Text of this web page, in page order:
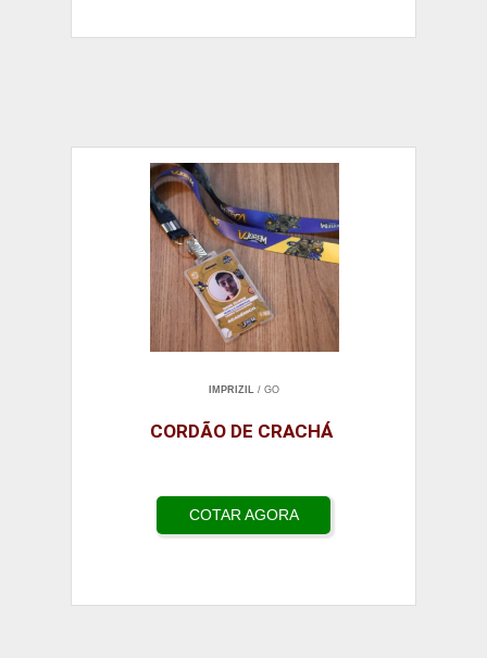
IMPRIZIL/ GO
CORDÃO DE CRACHÁ
COTAR AGORA